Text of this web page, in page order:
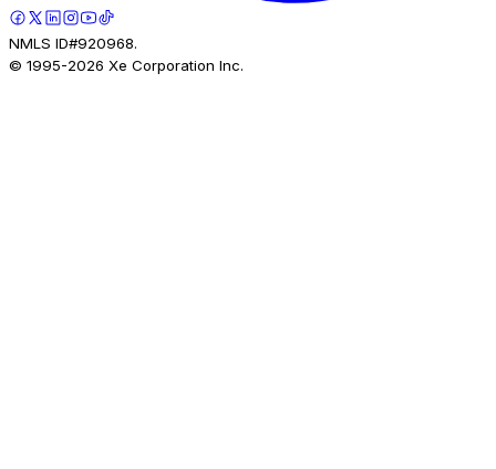
NMLS ID#920968.
© 1995-2026 Xe Corporation Inc.